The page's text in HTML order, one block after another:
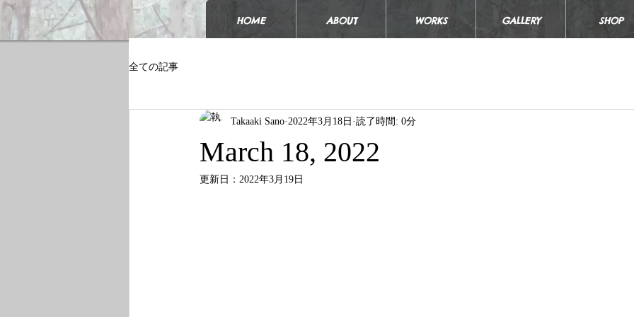
HOME ABOUT WORKS GALLERY SHOP
全ての記事
March 18, 2022
Takaaki Sano 2022年3月18日 読了時間: 0分
更新日： 2022年3月19日